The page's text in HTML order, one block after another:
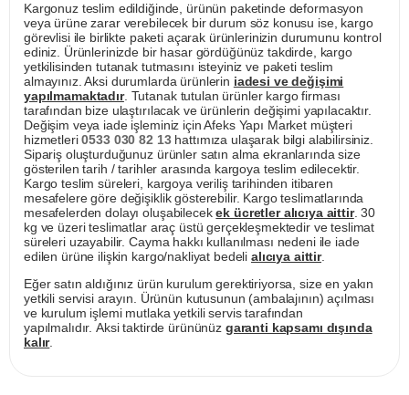
Kargonuz teslim edildiğinde, ürünün paketinde deformasyon
veya ürüne zarar verebilecek bir durum söz konusu ise, kargo
görevlisi ile birlikte paketi açarak ürünlerinizin durumunu kontrol
ediniz. Ürünlerinizde bir hasar gördüğünüz takdirde, kargo
yetkilisinden tutanak tutmasını isteyiniz ve paketi teslim
almayınız. Aksi durumlarda ürünlerin iadesi ve değişimi
yapılmamaktadır. Tutanak tutulan ürünler kargo firması
tarafından bize ulaştırılacak ve ürünlerin değişimi yapılacaktır.
Değişim veya iade işleminiz için Afeks Yapı Market müşteri
hizmetleri0533 030 82 13hattımıza ulaşarak bilgi alabilirsiniz.
Sipariş oluşturduğunuz ürünler satın alma ekranlarında size
gösterilen tarih / tarihler arasında kargoya teslim edilecektir.
Kargo teslim süreleri, kargoya veriliş tarihinden itibaren
mesafelere göre değişiklik gösterebilir. Kargo teslimatlarında
mesafelerden dolayı oluşabilecekek ücretler alıcıya aittir. 30
kg ve üzeri teslimatlar araç üstü gerçekleşmektedir ve teslimat
süreleri uzayabilir. Cayma hakkı kullanılması nedeni ile iade
edilen ürüne ilişkin kargo/nakliyat bedeli alıcıya aittir.
Eğer satın aldığınız ürün kurulum gerektiriyorsa, size en yakın
yetkili servisi arayın. Ürünün kutusunun (ambalajının) açılması
ve kurulum işlemi mutlaka yetkili servis tarafından
yapılmalıdır. Aksi taktirde ürününüz garanti kapsamı dışında
kalır.